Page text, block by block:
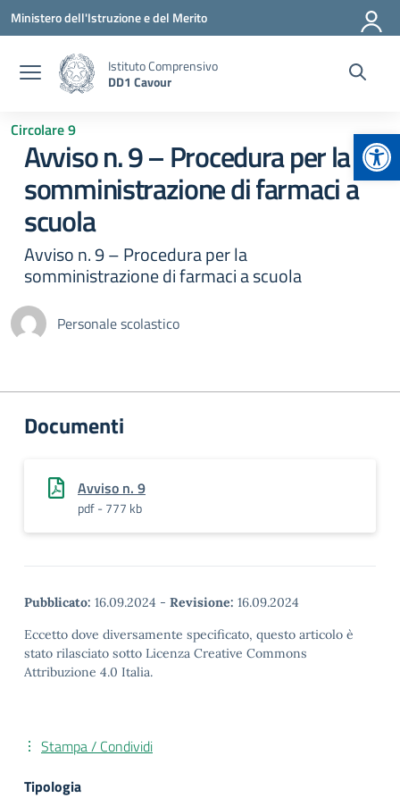
Vai ai contenuti
Vai al menu di navigazione
Vai al footer
Ministero dell'Istruzione e del Merito
Istituto Comprensivo
DD1 Cavour
Circolare 9
Avviso n. 9 – Procedura per la
somministrazione di farmaci a
scuola
Avviso n. 9 – Procedura per la
somministrazione di farmaci a scuola
Personale scolastico
Documenti
Avviso n. 9
pdf - 777 kb
Pubblicato: 16.09.2024 - Revisione: 16.09.2024
Eccetto dove diversamente specificato, questo articolo è
stato rilasciato sotto Licenza Creative Commons
Attribuzione 4.0 Italia.
Stampa / Condividi
Tipologia